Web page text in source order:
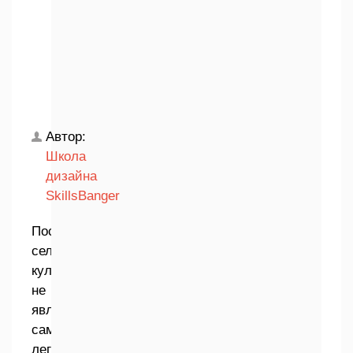
Автор:
Школа
дизайна
SkillsBanger
Посадка
сельскохозяйственных
культур
не
является
самым
легким